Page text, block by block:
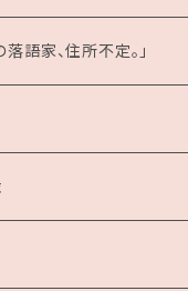
語家、住所不定。」